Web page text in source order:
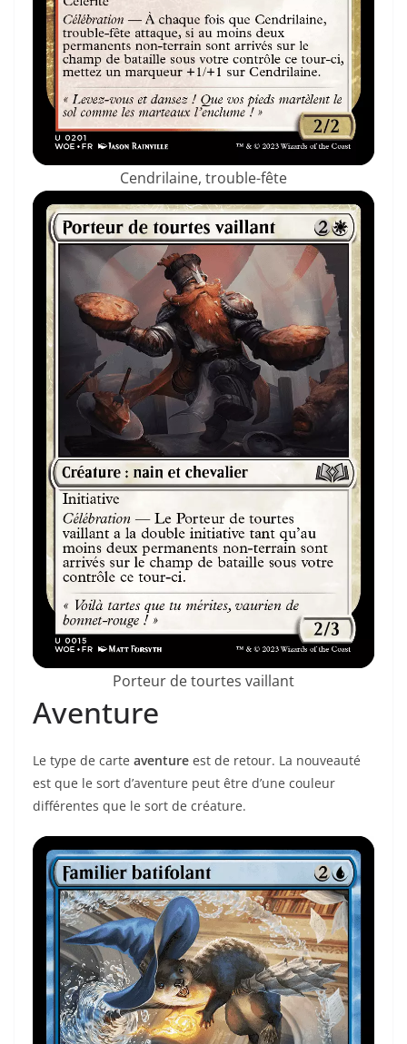
Cendrilaine, trouble-fête
Porteur de tourtes vaillant
Aventure
Le type de carte aventure est de retour. La nouveauté
est que le sort d’aventure peut être d’une couleur
différentes que le sort de créature.